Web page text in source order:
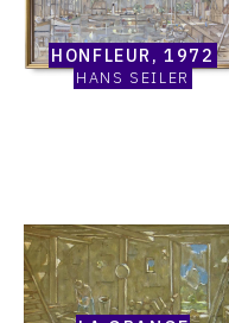
1972
HONFLEUR, 1972
HANS SEILER
raisonné,
Hans
Seiler,
La